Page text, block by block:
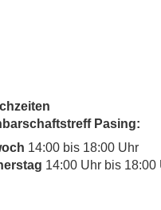
Pasing:
14:00 bis 18:00 Uhr
14:00 Uhr bis 18:00